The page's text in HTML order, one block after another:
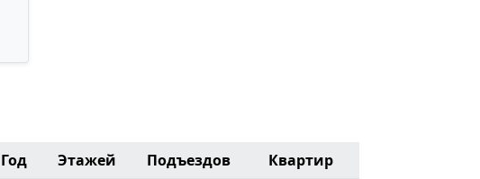
Год Этажей Подъездов
Квартир